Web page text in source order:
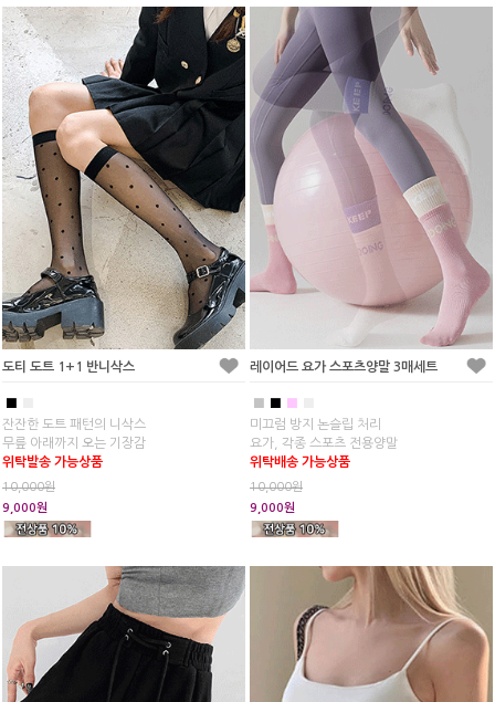
도티 도트 1+1 반니삭스
■
잔잔한 도트 패턴의 니삭스
무릎 아래까지 오는 기장감
위탁발송 가능상품
10,000원
9,000원
레이어드 요가 스포츠양말 3매세트
■ ■ ■
미끄럼 방지 논슬립 처리
요가, 각종 스포츠 전용양말
위탁배송 가능상품
10,000원
9,000원